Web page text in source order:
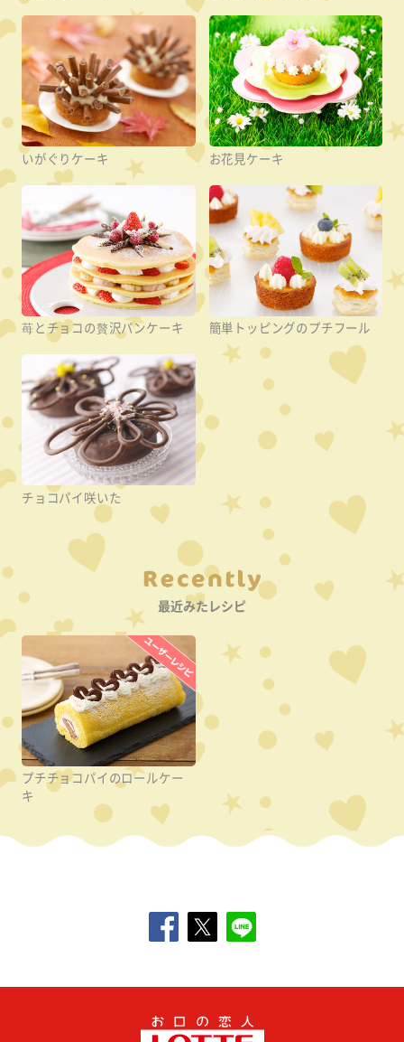
いがぐりケーキ お花見ケーキ
苺とチョコの贅沢パンケーキ 簡単トッピングのプチフール
チョコパイ咲いた
Category
最近みたレシピ
プチチョコパイのロールケー
キ